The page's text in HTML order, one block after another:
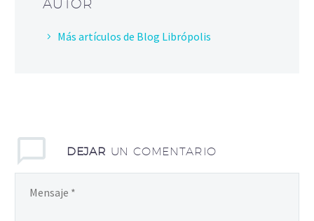
AUTOR
Más artículos de Blog Librópolis
DEJAR UN COMENTARIO